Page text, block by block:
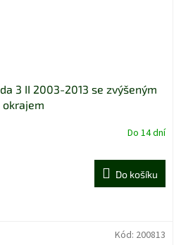
3 II 2003-2013 se zvýšeným
okrajem
Do 14 dní
Do košíku
Kód: 200813